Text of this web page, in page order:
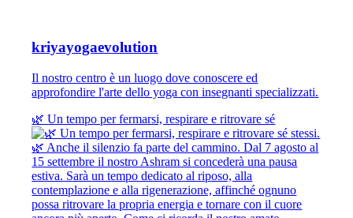
kriyayogaevolution
Il nostro centro è un luogo dove conoscere ed
approfondire l'arte dello yoga con insegnanti specializzati.
🌿 Un tempo per fermarsi, respirare e ritrovare sé